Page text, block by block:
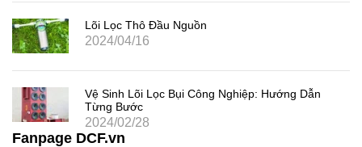
Lõi Lọc Thô Đầu Nguồn
2024/04/16
Vệ Sinh Lõi Lọc Bụi Công Nghiệp: Hướng Dẫn
Từng Bước
2024/02/28
Fanpage DCF.vn